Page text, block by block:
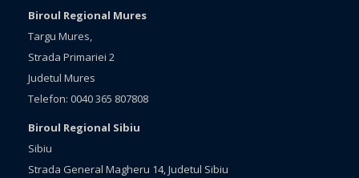
Biroul Regional Mures
Targu Mures,
Strada Primariei 2
Judetul Mures
Telefon: 0040 365 807808
Biroul Regional Sibiu
Sibiu
Strada General Magheru 14, Judetul Sibiu